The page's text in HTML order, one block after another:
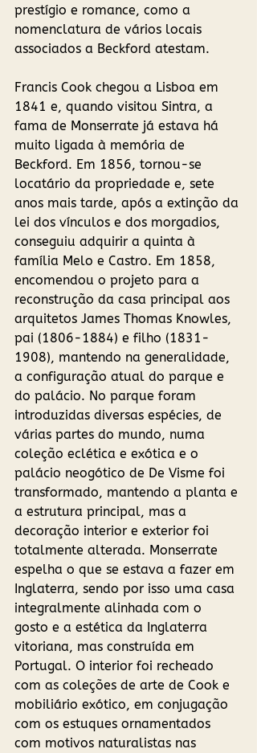
prestígio e romance, como a
nomenclatura de vários locais
associados a Beckford atestam.
Francis Cook chegou a Lisboa em
1841 e, quando visitou Sintra, a
fama de Monserrate já estava há
muito ligada à memória de
Beckford. Em 1856, tornou-se
locatário da propriedade e, sete
anos mais tarde, após a extinção da
lei dos vínculos e dos morgadios,
conseguiu adquirir a quinta à
família Melo e Castro. Em 1858,
encomendou o projeto para a
reconstrução da casa principal aos
arquitetos James Thomas Knowles,
pai (1806-1884) e filho (1831-
1908), mantendo na generalidade,
a configuração atual do parque e
do palácio. No parque foram
introduzidas diversas espécies, de
várias partes do mundo, numa
coleção eclética e exótica e o
palácio neogótico de De Visme foi
transformado, mantendo a planta e
a estrutura principal, mas a
decoração interior e exterior foi
totalmente alterada. Monserrate
espelha o que se estava a fazer em
Inglaterra, sendo por isso uma casa
integralmente alinhada com o
gosto e a estética da Inglaterra
vitoriana, mas construída em
Portugal. O interior foi recheado
com as coleções de arte de Cook e
mobiliário exótico, em conjugação
com os estuques ornamentados
com motivos naturalistas nas